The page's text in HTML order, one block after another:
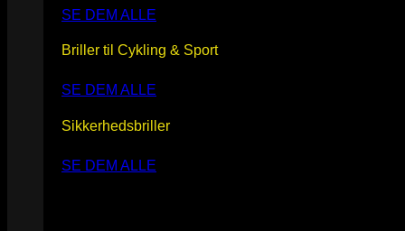
SE DEM ALLE
Briller til Cykling & Sport
SE DEM ALLE
Sikkerhedsbriller
SE DEM ALLE